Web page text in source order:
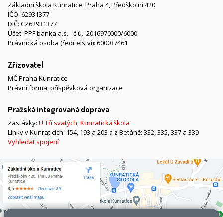
Základní škola Kunratice, Praha 4, Předškolní 420
IČO: 62931377
DIČ: CZ62931377
Účet: PPF banka a.s. - č.ú.: 2016970000/6000
Právnická osoba (ředitelství): 600037461
Zřizovatel
MČ Praha Kunratice
Právní forma: příspěvková organizace
Pražská integrovaná doprava
Zastávky: U Tří svatých,Kunratická škola
Linky v Kunraticích: 154, 193 a 203 a z Betáně: 332, 335, 337 a 339
Vyhledat spojení